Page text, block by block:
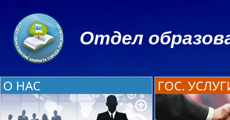
Отдел
О НАС ГОС.